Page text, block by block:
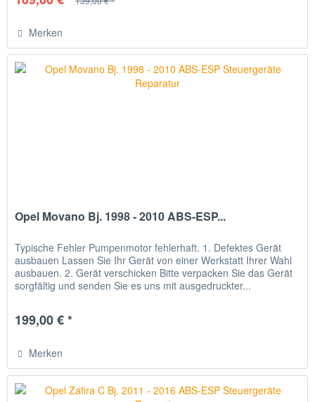
Merken
Opel Movano Bj. 1998 - 2010 ABS-ESP...
Typische Fehler Pumpenmotor fehlerhaft. 1. Defektes Gerät
ausbauen Lassen Sie Ihr Gerät von einer Werkstatt Ihrer Wahl
ausbauen. 2. Gerät verschicken Bitte verpacken Sie das Gerät
sorgfältig und senden Sie es uns mit ausgedruckter...
199,00 € *
Merken